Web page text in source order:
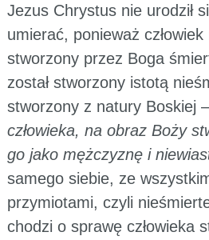
Jezus Chrystus nie urodził
umierać, ponieważ człowiek
stworzony przez Boga
został stworzony istotą
stworzony z natury Boskiej –
człowieka, na obraz Boży
go jako mężczyznę i
samego siebie, ze
przymiotami, czyli
chodzi o sprawę człowieka